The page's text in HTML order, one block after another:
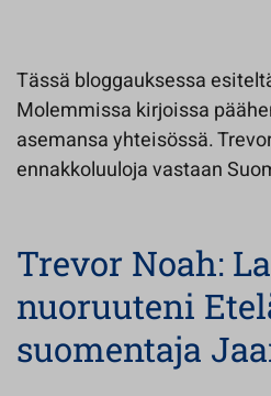
Tässä bloggauksessa
Molemmissa kirjoissa
asemansa yhteisössä.
ennakkoluuloja vastaan
Trevor Noah:
nuoruuteni
suomentaja